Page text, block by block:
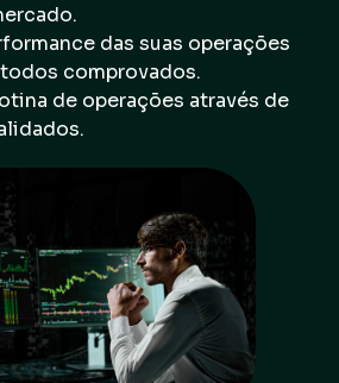
das suas operações
comprovados.
de operações através de